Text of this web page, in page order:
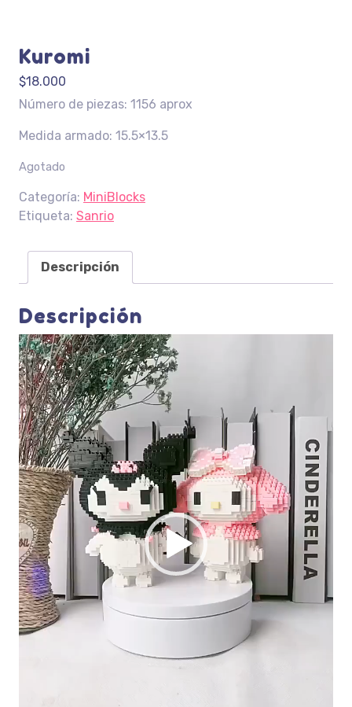
Kuromi
$18.000
Número de piezas: 1156 aprox
Medida armado: 15.5×13.5
Agotado
Categoría: MiniBlocks
Etiqueta: Sanrio
Descripción
Descripción
Reproductor
de
Video